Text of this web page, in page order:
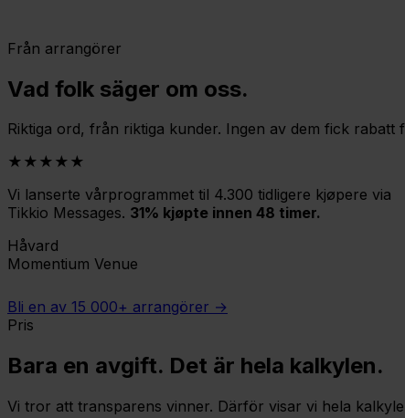
Från arrangörer
Vad folk säger om oss.
Riktiga ord, från riktiga kunder. Ingen av dem fick rabatt
★★★★★
Vi lanserte vårprogrammet til 4.300 tidligere kjøpere via
Tikkio Messages. 31% kjøpte innen 48 timer.
Håvard
Momentium Venue
Bli en av 15 000+ arrangörer →
Pris
Bara en avgift. Det är hela kalkylen.
Vi tror att transparens vinner. Därför visar vi hela